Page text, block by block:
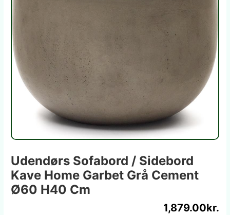
Udendørs Sofabord / Sidebord
Kave Home Garbet Grå Cement
Ø60 H40 Cm
1,879.00kr.